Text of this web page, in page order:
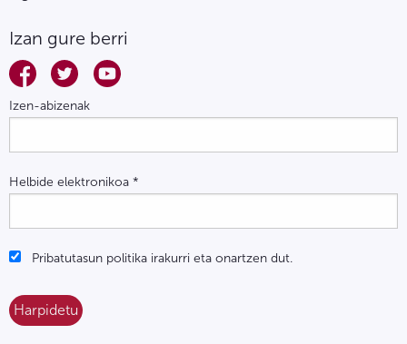
Izan gure berri
Izen-abizenak
Helbide elektronikoa *
Pribatutasun politika irakurri eta onartzen dut.